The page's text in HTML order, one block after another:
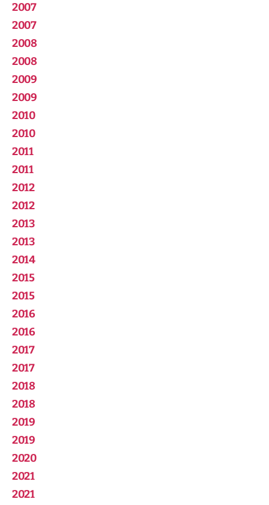
2007
2007
2008
2008
2009
2009
2010
2010
2011
2011
2012
2012
2013
2013
2014
2015
2015
2016
2016
2017
2017
2018
2018
2019
2019
2020
2021
2021